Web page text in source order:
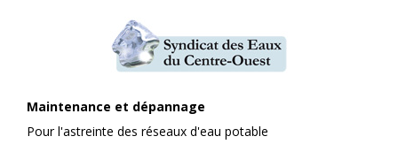
Maintenance et dépannage
Pour l'astreinte des réseaux d'eau potable